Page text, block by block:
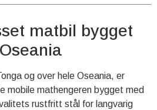
matbil bygget
og over hele Oseania, er
mobile mathengeren bygget med
rustfritt stål for langvarig